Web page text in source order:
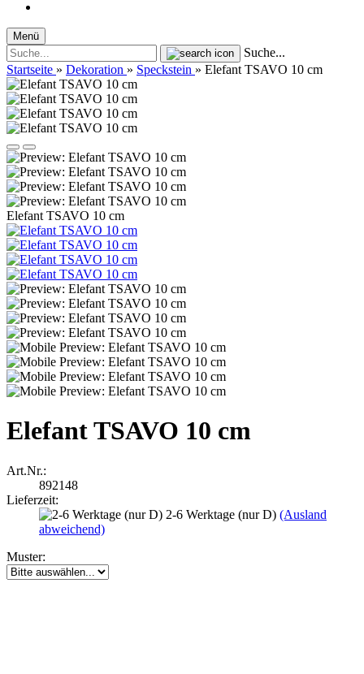
Menü
Suche...
Startseite » Dekoration » Speckstein » Elefant TSAVO 10 cm
Elefant TSAVO 10 cm
Elefant TSAVO 10 cm
Art.Nr.:
892148
Lieferzeit:
2-6 Werktage (nur D) (Ausland
abweichend)
Muster: